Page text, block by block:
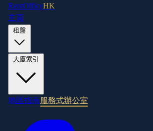
RentOfficeHK
主頁
地區指南服務式辦公室